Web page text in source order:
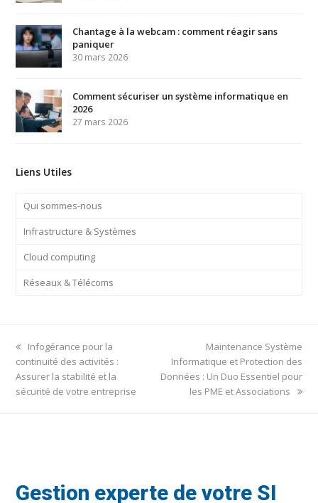
Chantage à la webcam : comment réagir sans
paniquer
30 mars 2026
Comment sécuriser un système informatique en
2026
27 mars 2026
Liens Utiles
Qui sommes-nous
Infrastructure & Systèmes
Cloud computing
Réseaux & Télécoms
previous
post:
Infogérance pour la
continuité des activités :
Assurer la stabilité et la
sécurité de votre entreprise
next
post:
Maintenance Système
Informatique et Protection des
Données : Un Duo Essentiel pour
les PME et Associations
Gestion experte de votre SI